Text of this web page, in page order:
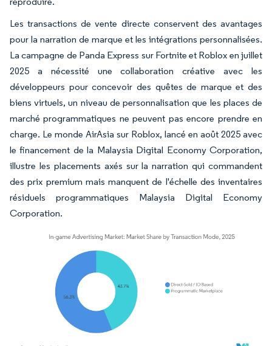
Les transactions de vente directe conservent des avantages
pour la narration de marque et les intégrations personnalisées.
La campagne de Panda Express sur Fortnite et Roblox en juillet
2025 a nécessité une collaboration créative avec les
développeurs pour concevoir des quêtes de marque et des
biens virtuels, un niveau de personnalisation que les places de
marché programmatiques ne peuvent pas encore prendre en
charge. Le monde AirAsia sur Roblox, lancé en août 2025 avec
le financement de la Malaysia Digital Economy Corporation,
illustre les placements axés sur la narration qui commandent
des prix premium mais manquent de l'échelle des inventaires
résiduels programmatiques Malaysia Digital Economy
Corporation.